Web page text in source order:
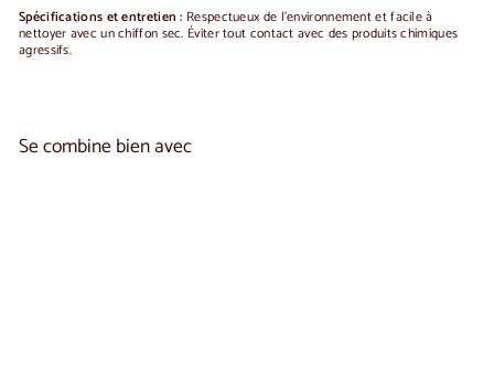
Spécifications et entretien : Respectueux de l'environnement et facile à
nettoyer avec un chiffon sec. Éviter tout contact avec des produits chimiques
agressifs.
Se combine bien avec